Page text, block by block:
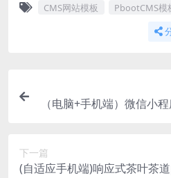
CMS网站模板 PbootCMS模
（电脑+手机端）微信小
下一篇
(自适应手机端)响应式茶叶茶